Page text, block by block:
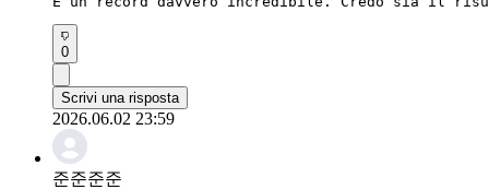
0
Scrivi una risposta
2026.06.02 23:59
준준준준